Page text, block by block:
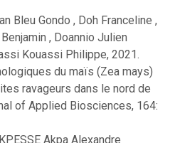
Bleu Gondo , Doh Franceline ,
, Doannio Julien
Kouassi Philippe, 2021.
du maïs (Zea mays)
ravageurs dans le nord de
of Applied Biosciences, 164:
Akpa Alexandre